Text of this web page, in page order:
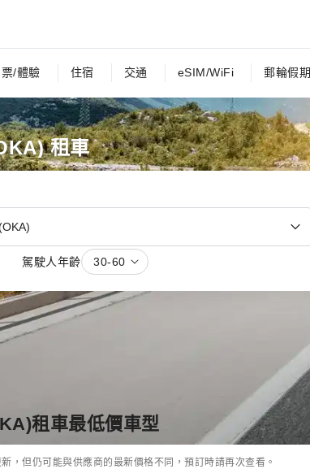
票/體驗 住宿 交通 eSIM/WiFi 郵輪假期
租車
駕駛人年齡 30-60
租車最低價車型
，但仍可能與供應商的最新價格不同，預訂時請再次查看。